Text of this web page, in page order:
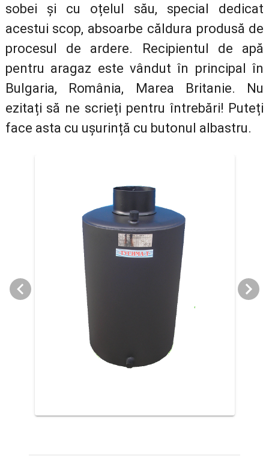
sobei și cu oțelul său, special dedicat
acestui scop, absoarbe căldura produsă de
procesul de ardere. Recipientul de apă
pentru aragaz este vândut în principal în
Bulgaria, România, Marea Britanie. Nu
ezitați să ne scrieți pentru întrebări! Puteți
face asta cu ușurință cu butonul albastru.